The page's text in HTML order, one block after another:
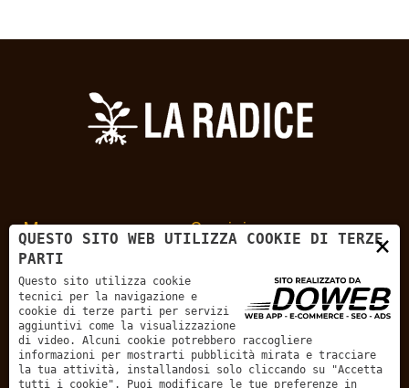
Menu
Home
Chi siamo
Prodotti
Contatti
Servizi
Pallet e basamenti
Casse in legno
Gabbie in legno
Cavalletti in legno
×
QUESTO SITO WEB UTILIZZA COOKIE DI TERZE
PARTI
Questo sito utilizza cookie
tecnici per la navigazione e
cookie di terze parti per servizi
aggiuntivi come la visualizzazione
di video. Alcuni cookie potrebbero raccogliere
informazioni per mostrarti pubblicità mirata e tracciare
la tua attività, installandosi solo cliccando su "Accetta
tutti i cookie". Puoi modificare le tue preferenze in